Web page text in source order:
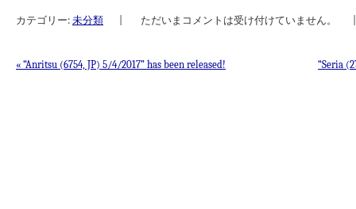
カテゴリー: 未分類 ただいまコメントは受け付けていません。
« “Anritsu (6754, JP) 5/4/2017” has been released! “Seria